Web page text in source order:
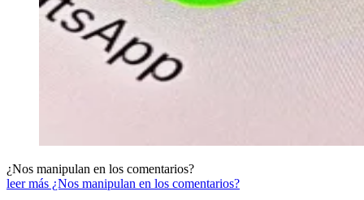
¿Nos manipulan en los comentarios?
leer más ¿Nos manipulan en los comentarios?